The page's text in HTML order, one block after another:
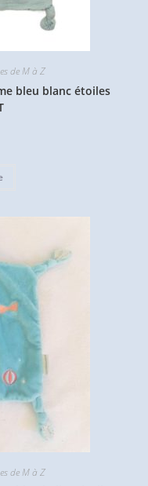
de M à Z
bleu blanc étoiles
de M à Z